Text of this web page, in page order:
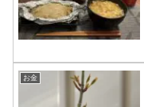
お金